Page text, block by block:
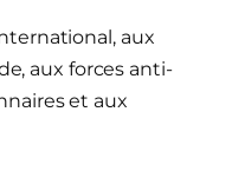
aux
aux forces anti-
et aux